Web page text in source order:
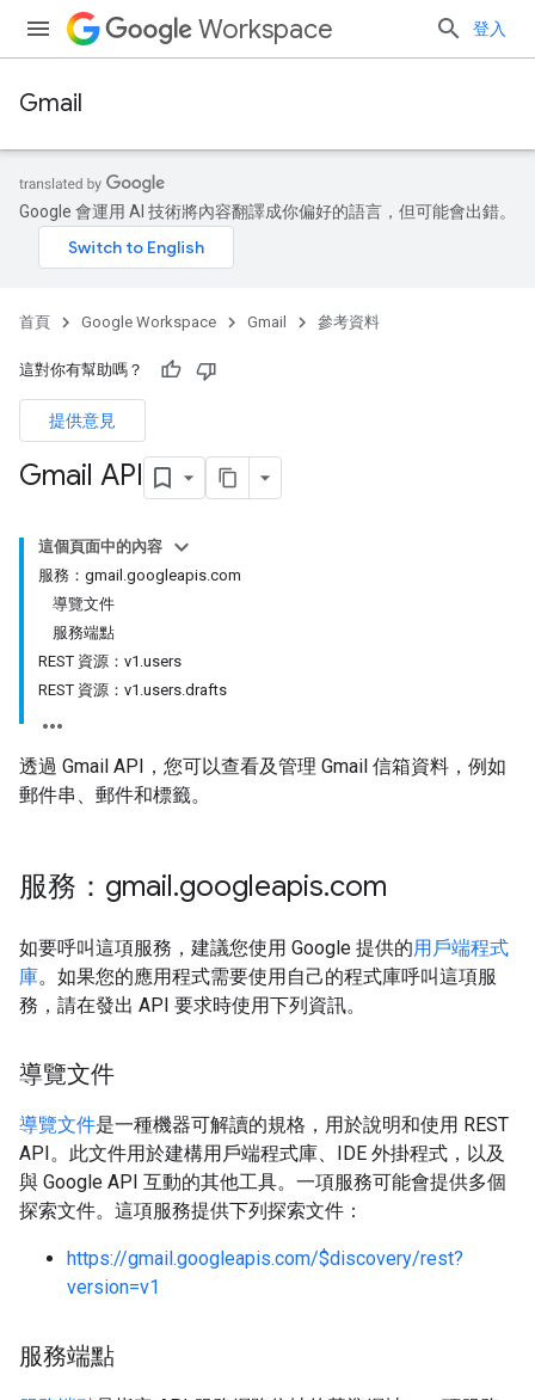
Workspace 登入
Gmail
Google 會運用 AI 技術將內容翻譯成你偏好的語言，但可能會出錯。
首頁 Google Workspace Gmail 參考資料
這對你有幫助嗎？
提供意見
Gmail API
這個頁面中的內容
服務：gmail.googleapis.com
導覽文件
服務端點
REST 資源：v1.users
REST 資源：v1.users.drafts
透過 Gmail API，您可以查看及管理 Gmail 信箱資料，例如
郵件串、郵件和標籤。
服務：gmail.googleapis.com
如要呼叫這項服務，建議您使用 Google 提供的用戶端程式
庫。如果您的應用程式需要使用自己的程式庫呼叫這項服
務，請在發出 API 要求時使用下列資訊。
導覽文件
導覽文件是一種機器可解讀的規格，用於說明和使用 REST
API。此文件用於建構用戶端程式庫、IDE 外掛程式，以及
與 Google API 互動的其他工具。一項服務可能會提供多個
探索文件。這項服務提供下列探索文件：
https://gmail.googleapis.com/$discovery/rest?
version=v1
服務端點